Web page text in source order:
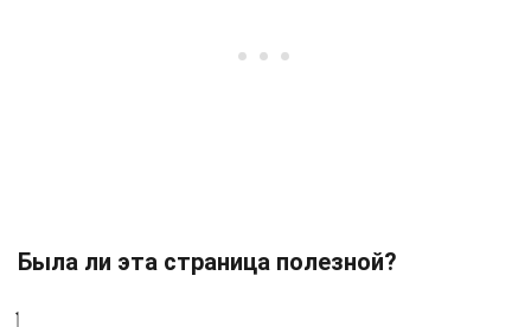
Была ли эта страница полезной?